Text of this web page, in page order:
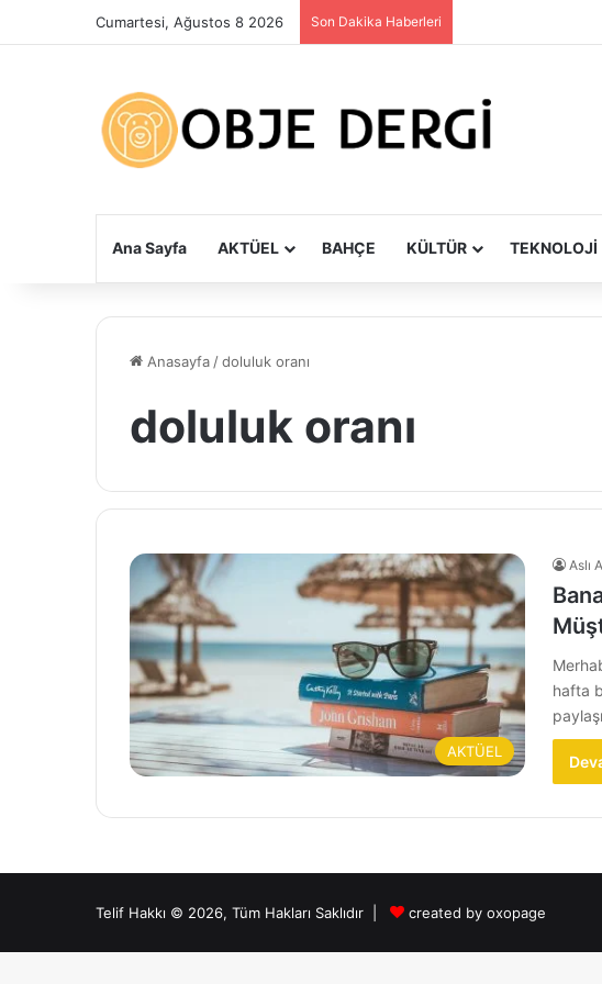
Cumartesi, Ağustos 8 2026 Son Dakika Haberleri
Ana Sayfa AKTÜEL BAHÇE KÜLTÜR TEKNOLOJİ
Anasayfa /doluluk oranı
doluluk oranı
AKTÜEL
Aslı
hafta
Telif Hakkı © 2026, Tüm Hakları Saklıdır | created by oxopage